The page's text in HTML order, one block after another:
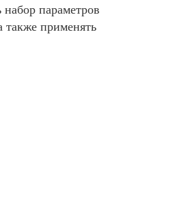
параметров
также применять